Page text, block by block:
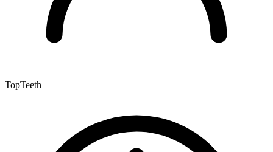
TopTeeth